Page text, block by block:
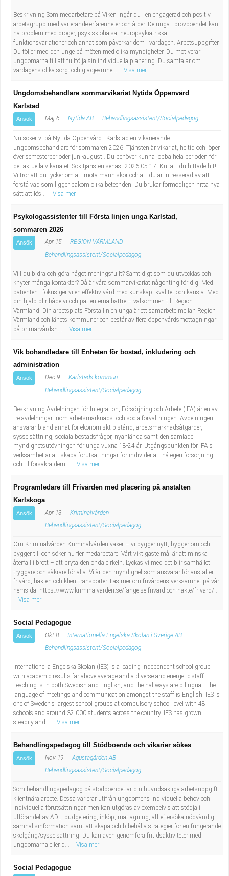
Industriell tillverkning
Installation, drift, underhåll
Kropps- och skönhetsvård
Militärt arbete
Naturbruk
Naturvetenskapligt arbete
Pedagogiskt arbete
Socialt arbete
Säkerhetsarbete
Tekniskt arbete
Transport
Behandlingsassistent/Socialpedagog
Tandsköterska
Budbilsförare
Lärare i fritidshem/Fritidspedagog
Taxiförare/Taxichaufför
Läkarsekreterare/Vårdadmin/Medicinsk
sekreterare
Fastighetsskötare
Informatör/Kommunikatör
Brevbärare
Sjuksköterska, grundutbildad
Undersköterska, vård- o specialavd. o mottagning
Bibliotekarie
Administrativ assistent
Lärare i gymnasiet
Beskrivning Som medarbetare på Viken ingår du i en engagerad och positiv
arbetsgrupp med varierande erfarenheter och ålder. De unga i provboendet kan
ha problem med droger, psykisk ohälsa, neuropsykiatriska
funktionsvariationer och annat som påverkar dem i vardagen. Arbetsuppgifter
Du följer med den unge på möten med olika myndigheter. Du motiverar
ungdomarna till att fullfölja sin individuella planering. Du samtalar om
vardagens olika sorg- och glädjeämne...
Visa mer
Ungdomsbehandlare sommarvikariat Nytida Öppenvård
Karlstad
Ansök Maj 6 Nytida AB Behandlingsassistent/Socialpedagog
Nu söker vi på Nytida Öppenvård i Karlstad en vikarierande
ungdomsbehandlare för sommaren 2026. Tjänsten är vikariat, heltid och löper
över semesterperioder juni-augusti. Du behöver kunna jobba hela perioden för
det aktuella vikariatet. Sök tjänsten senast 2026-05-17. Kul att du hittade hit!
Vi tror att du tycker om att möta människor och att du är intresserad av att
förstå vad som ligger bakom olika beteenden. Du brukar förmodligen hitta nya
sätt att lös...
Visa mer
Psykologassistenter till Första linjen unga Karlstad,
sommaren 2026
Ansök Apr 15
REGION VÄRMLAND
Behandlingsassistent/Socialpedagog
Vill du bidra och göra något meningsfullt? Samtidigt som du utvecklas och
knyter många kontakter? Då är våra sommarvikariat någonting för dig. Med
patienten i fokus ger vi en effektiv vård med kunskap, kvalitet och känsla. Med
din hjälp blir både vi och patienterna bättre – välkommen till Region
Värmland! Din arbetsplats Första linjen unga är ett samarbete mellan Region
Värmland och länets kommuner och består av flera öppenvårdsmottagningar
på primärvårdsn...
Visa mer
Vik bohandledare till Enheten för bostad, inkludering och
administration
Ansök Dec 9
Karlstads kommun
Behandlingsassistent/Socialpedagog
Beskrivning Avdelningen för Integration, Försörjning och Arbete (IFA) är en av
tre avdelningar inom arbetsmarknads- och socialförvaltningen. Avdelningen
ansvarar bland annat för ekonomiskt bistånd, arbetsmarknadsåtgärder,
sysselsättning, sociala bostadsfrågor, nyanlända samt den samlade
myndighetsutövningen för unga vuxna 18-24 år. Utgångspunkten för IFA:s
verksamhet är att skapa förutsättningar för individer att nå egen försörjning
och tillförsäkra dem...
Visa mer
Programledare till Frivården med placering på anstalten
Karlskoga
Ansök Apr 13
Kriminalvården
Behandlingsassistent/Socialpedagog
Om Kriminalvården Kriminalvården växer – vi bygger nytt, bygger om och
bygger till och söker nu fler medarbetare. Vårt viktigaste mål är att minska
återfall i brott – att bryta den onda cirkeln. Lyckas vi med det blir samhället
tryggare och säkrare för alla. Vi är den myndighet som ansvarar för anstalter,
frivård, häkten och klienttransporter. Läs mer om frivårdens verksamhet på vår
hemsida: https://www.kriminalvarden.se/fangelse-frivard-och-hakte/frivard/...
Visa mer
Social Pedagogue
Ansök Okt 8
Internationella Engelska Skolan i Sverige AB
Behandlingsassistent/Socialpedagog
Internationella Engelska Skolan (IES) is a leading independent school group
with academic results far above average and a diverse and energetic staff.
Teaching is in both Swedish and English, and the hallways are bilingual. The
language of meetings and communication amongst the staff is English. IES is
one of Sweden's largest school groups at compulsory school level with 48
schools and around 32,000 students across the country. IES has grown
steadily and...
Visa mer
Behandlingspedagog till Stödboende och vikarier sökes
Ansök Nov 19
Agustagården AB
Behandlingsassistent/Socialpedagog
Som behandlingspedagog på stödboendet är din huvudsakliga arbetsuppgift
klientnära arbete. Dessa varierar utifrån ungdomens individuella behov och
individuella förutsättningar men kan utgöras av exempelvis att stödja i
utförandet av ADL, budgetering, inköp, matlagning, att eftersöka nödvändig
samhällsinformation samt att skapa och bibehålla strategier för en fungerande
skolgång/sysselsättning. Du kan även genomföra fritidsaktiviteter med
ungdomarna eller d...
Visa mer
Social Pedagogue